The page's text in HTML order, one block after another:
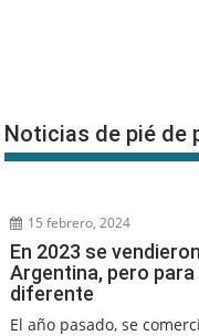
Noticias de pié de
15 febrero, 2024
En 2023 se
Argentina, pero
diferente
El año pasado, se